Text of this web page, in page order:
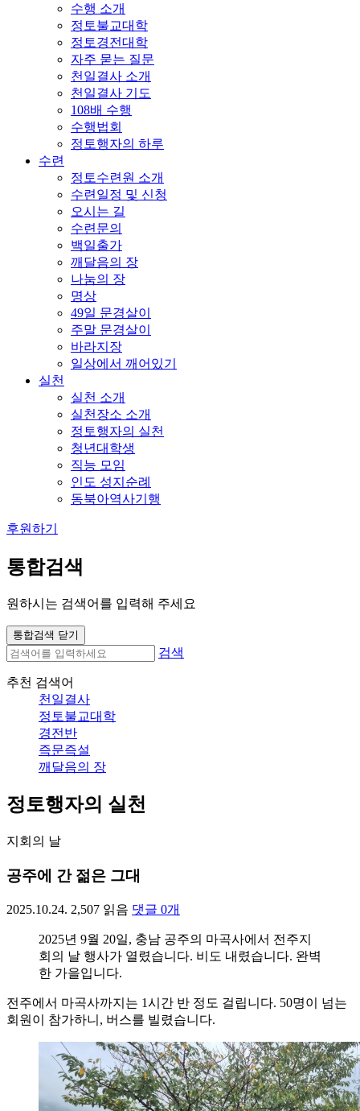
수행 소개
정토불교대학
정토경전대학
자주 묻는 질문
천일결사 소개
천일결사 기도
108배 수행
수행법회
정토행자의 하루
수련
정토수련원 소개
수련일정 및 신청
오시는 길
수련문의
백일출가
깨달음의 장
나눔의 장
명상
49일 문경살이
주말 문경살이
바라지장
일상에서 깨어있기
실천
실천 소개
실천장소 소개
정토행자의 실천
청년대학생
직능 모임
인도 성지순례
동북아역사기행
후원하기
통합검색
원하시는 검색어를 입력해 주세요
통합검색 닫기
검색
추천 검색어
천일결사
정토불교대학
경전반
즉문즉설
깨달음의 장
정토행자의 실천
지회의 날
공주에 간 젊은 그대
2025.10.24. 2,507 읽음 댓글 0개
2025년 9월 20일, 충남 공주의 마곡사에서 전주지
회의 날 행사가 열렸습니다. 비도 내렸습니다. 완벽
한 가을입니다.
전주에서 마곡사까지는 1시간 반 정도 걸립니다. 50명이 넘는
회원이 참가하니, 버스를 빌렸습니다.